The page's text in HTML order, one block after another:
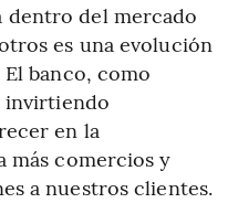
dentro del mercado
es una evolución
banco, como
invirtiendo
en la
más comercios y
a nuestros clientes.